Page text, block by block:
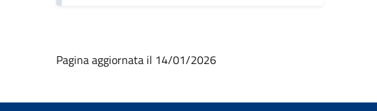
Pagina aggiornata il 14/01/2026